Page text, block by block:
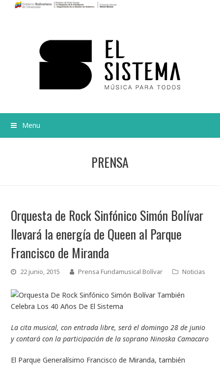
Menu
PRENSA
Orquesta de Rock Sinfónico Simón Bolívar
llevará la energía de Queen al Parque
Francisco de Miranda
22 junio, 2015 Prensa Fundamusical Bolívar Noticias
La cita musical, con entrada libre, será el domingo 28 de junio
y contará con la participación de la soprano Ninoska Camacaro
El Parque Generalísimo Francisco de Miranda, también